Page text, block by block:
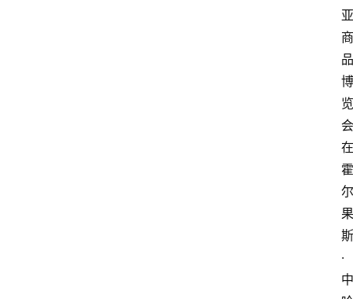
亚
商
品
博
览
会
在
霍
尔
果
斯
·
中